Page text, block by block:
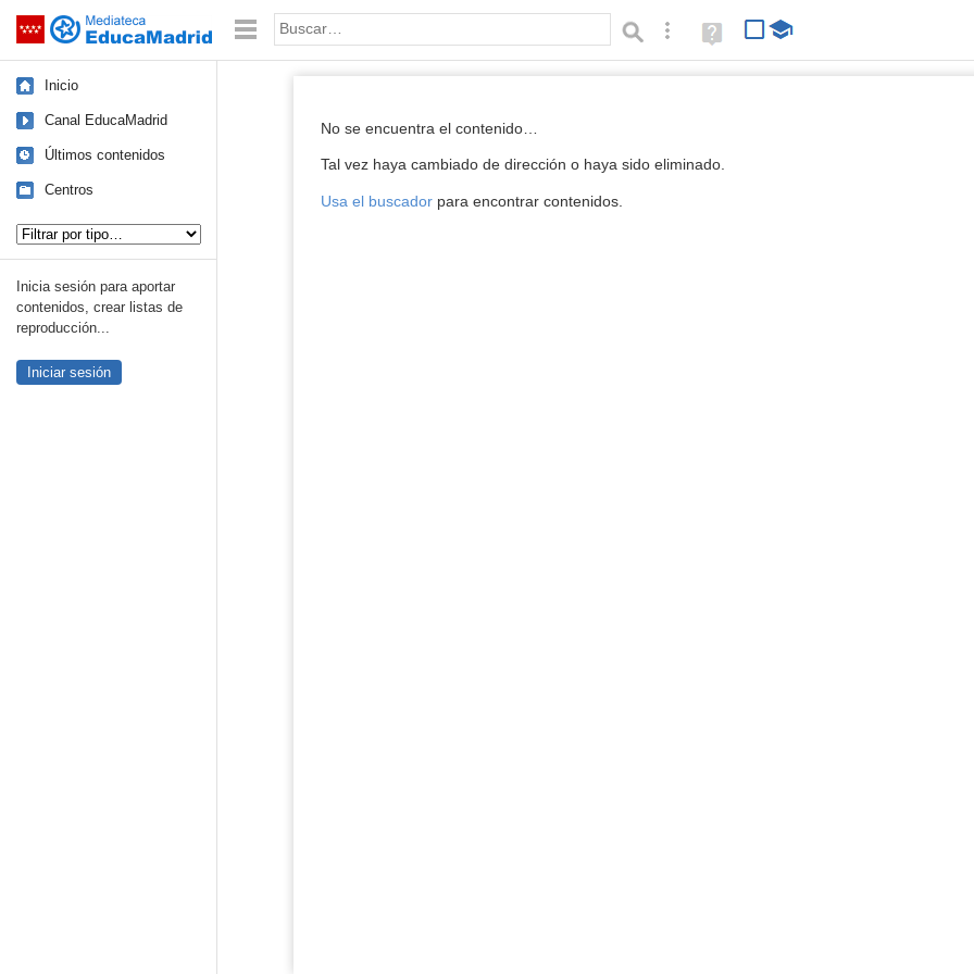
Saltar navegación Palabra o frase: Búsqueda avanzada
Ayuda
(en
Inicio
Canal EducaMadrid
Últimos contenidos
Centros
Inicia sesión para aportar
contenidos, crear listas de
reproducción...
Iniciar sesión
Reproductor de la Mediateca
No se encuentra el contenido…
Tal vez haya cambiado de dirección o haya sido eliminado.
Usa el buscadorpara encontrar contenidos.